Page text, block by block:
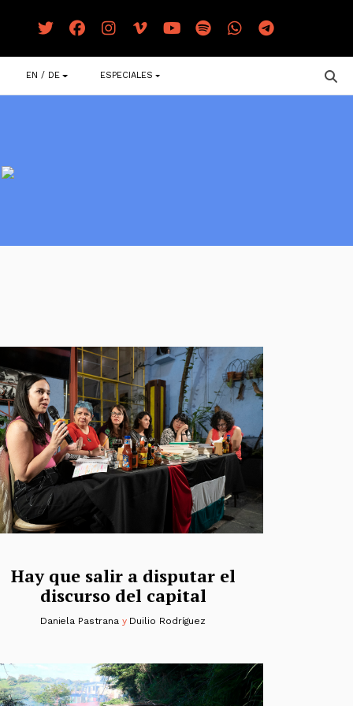
EN / DE ESPECIALES
Hay que salir a disputar el
discurso del capital
Daniela Pastranay Duilio Rodríguez